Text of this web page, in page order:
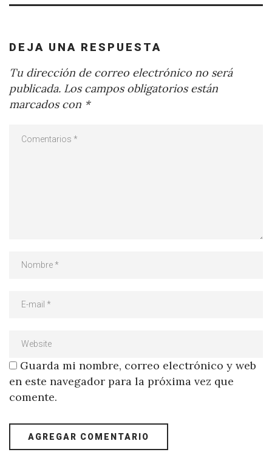
DEJA UNA RESPUESTA
Tu dirección de correo electrónico no será
publicada. Los campos obligatorios están
marcados con *
Guarda mi nombre, correo electrónico y web
en este navegador para la próxima vez que
comente.